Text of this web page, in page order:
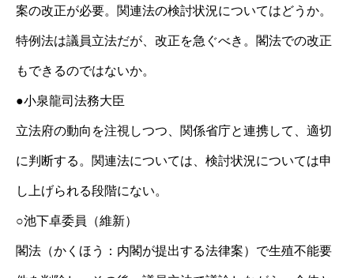
案の改正が必要。関連法の検討状況についてはどうか。
特例法は議員立法だが、改正を急ぐべき。閣法での改正
もできるのではないか。
●小泉龍司法務大臣
立法府の動向を注視しつつ、関係省庁と連携して、適切
に判断する。関連法については、検討状況については申
し上げられる段階にない。
○池下卓委員（維新）
閣法（かくほう：内閣が提出する法律案）で生殖不能要